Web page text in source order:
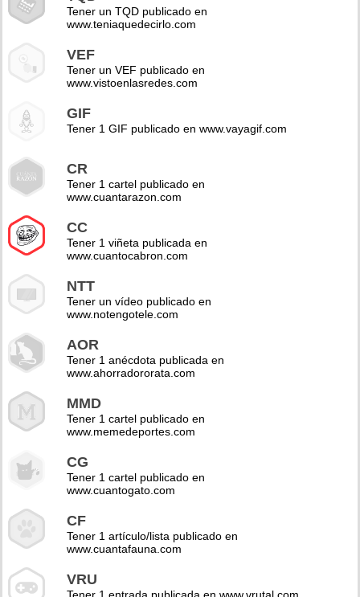
Tener un TQD publicado en
www.teniaquedecirlo.com
VEF
Tener un VEF publicado en
www.vistoenlasredes.com
GIF
Tener 1 GIF publicado en www.vayagif.com
CR
Tener 1 cartel publicado en
www.cuantarazon.com
CC
Tener 1 viñeta publicada en
www.cuantocabron.com
NTT
Tener un vídeo publicado en
www.notengotele.com
AOR
Tener 1 anécdota publicada en
www.ahorradororata.com
MMD
Tener 1 cartel publicado en
www.memedeportes.com
CG
Tener 1 cartel publicado en
www.cuantogato.com
CF
Tener 1 artículo/lista publicado en
www.cuantafauna.com
VRU